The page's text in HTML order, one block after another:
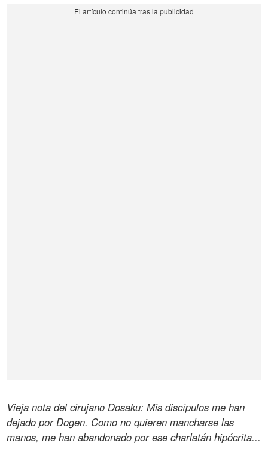
Vieja nota del cirujano Dosaku: Mis discípulos me han
dejado por Dogen. Como no quieren mancharse las
manos, me han abandonado por ese charlatán hipócrita...